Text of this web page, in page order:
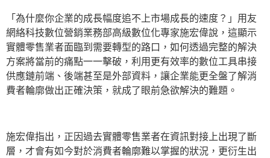
「為什麼你企業的成長幅度追不上市場成長的速度？」用友
網絡科技數位營銷業務部高級數位化專家施宏偉說，這顯示
實體零售業者面臨到需要轉型的路口，如何透過完整的解決
方案將當前的痛點一一擊破，利用更有效率的數位工具串接
供應鏈前端、後端甚至是外部資料，讓企業能更全盤了解消
費者輪廓做出正確決策，就成了眼前急欲解決的難題。
施宏偉指出，正因過去實體零售業者在資訊對接上出現了斷
層，才會有如今對於消費者輪廓難以掌握的狀況，更衍生出